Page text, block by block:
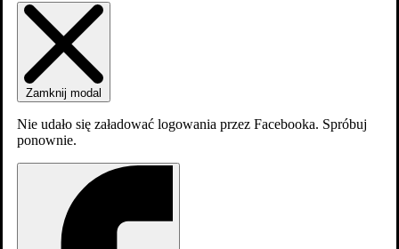
Zaloguj sięZałóź konto
Zamknij modal
Nie udało się załadować logowania przez Facebooka. Spróbuj
ponownie.